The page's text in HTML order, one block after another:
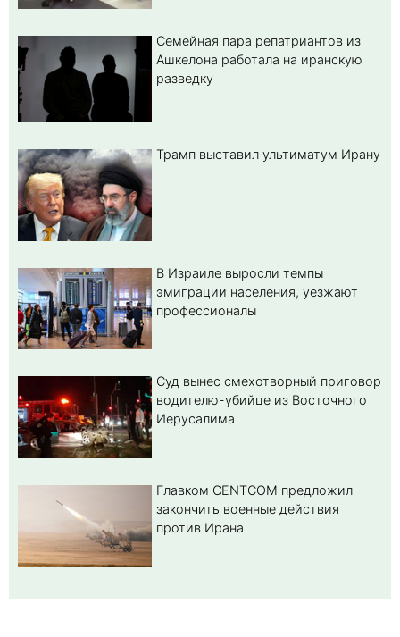
Семейная пара репатриантов из
Ашкелона работала на иранскую
разведку
Трамп выставил ультиматум Ирану
В Израиле выросли темпы
эмиграции населения, уезжают
профессионалы
Суд вынес смехотворный приговор
водителю-убийце из Восточного
Иерусалима
Главком CENTCOM предложил
закончить военные действия
против Ирана